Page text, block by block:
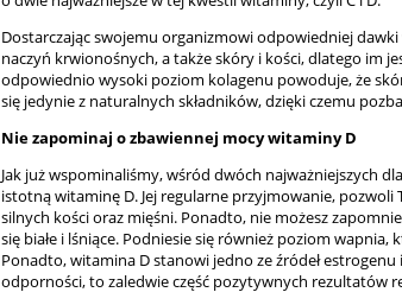
Dostarczając swojemu organizmowi odpowiedniej
naczyń krwionośnych, a także skóry i kości, dlatego im
odpowiednio wysoki poziom kolagenu powoduje, że
się jedynie z naturalnych składników, dzięki czemu
Nie zapominaj o zbawiennej mocy witaminy D
Jak już wspominaliśmy, wśród dwóch najważniejszych
istotną witaminę D. Jej regularne przyjmowanie,
silnych kości oraz mięśni. Ponadto, nie możesz
się białe i lśniące. Podniesie się również poziom
Ponadto, witamina D stanowi jedno ze źródeł estrogenu
odporności, to zaledwie część pozytywnych rezultatów